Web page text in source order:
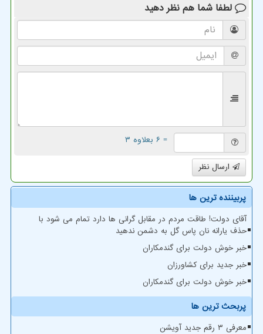
لطفا شما هم نظر دهید
= ۶ بعلاوه ۳
ارسال نظر
پربیننده ترین ها
آقای دولت! طاقت مردم در مقابل گرانی ها دارد تمام می شود با
حذف یارانه نان پاس گل به دشمن ندهید
خبر خوش دولت برای گندمکاران
خبر جدید برای کشاورزان
خبر خوش دولت برای گندمکاران
پربحث ترین ها
معرفی ۳ رقم جدید آویشن